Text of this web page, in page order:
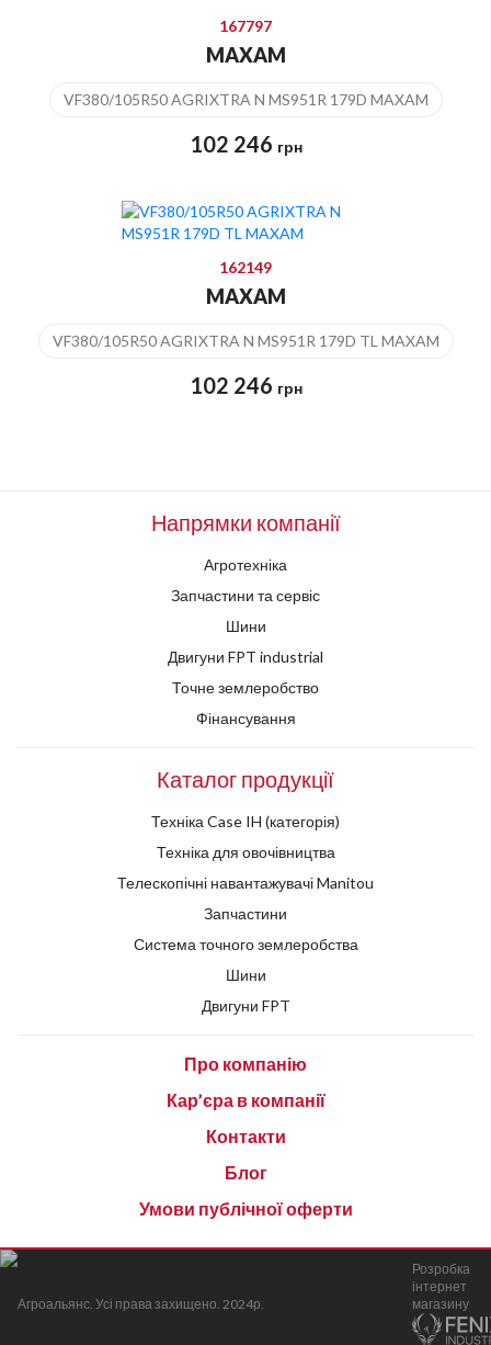
167797
MAXAM
VF380/105R50 AGRIXTRA N MS951R 179D MAXAM
102 246 грн
162149
MAXAM
VF380/105R50 AGRIXTRA N MS951R 179D TL MAXAM
102 246 грн
Напрямки компанії
Агротехніка
Запчастини та сервіс
Шини
Двигуни FPT industrial
Точне землеробство
Фінансування
Каталог продукції
Техніка Case IH (категорія)
Техніка для овочівництва
Телескопічні навантажувачі Manitou
Запчастини
Система точного землеробства
Шини
Двигуни FPT
Про компанію
Кар’єра в компанії
Контакти
Блог
Умови публічної оферти
Агроальянс. Усі права захищено. 2024р.
Розробка
інтернет
магазину